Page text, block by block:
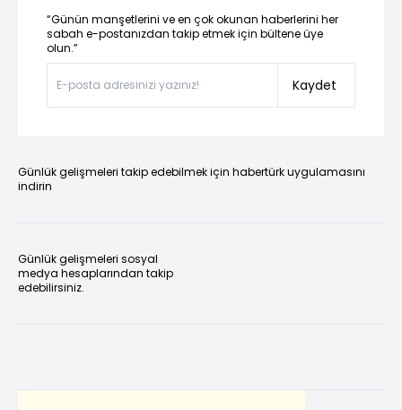
“Günün manşetlerini ve en çok okunan haberlerini her
sabah e-postanızdan takip etmek için bültene üye
olun.”
Kaydet
Günlük gelişmeleri takip edebilmek için habertürk uygulamasını
indirin
Günlük gelişmeleri sosyal
medya hesaplarından takip
edebilirsiniz.